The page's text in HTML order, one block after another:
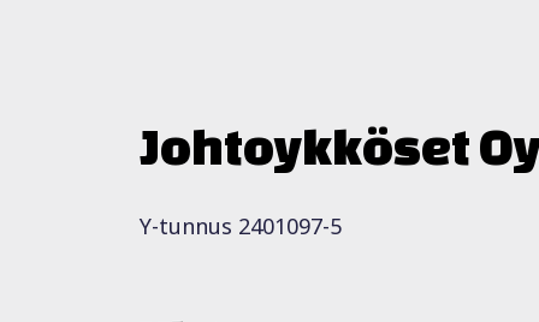
Johtoykköset
Y-tunnus 2401097-5